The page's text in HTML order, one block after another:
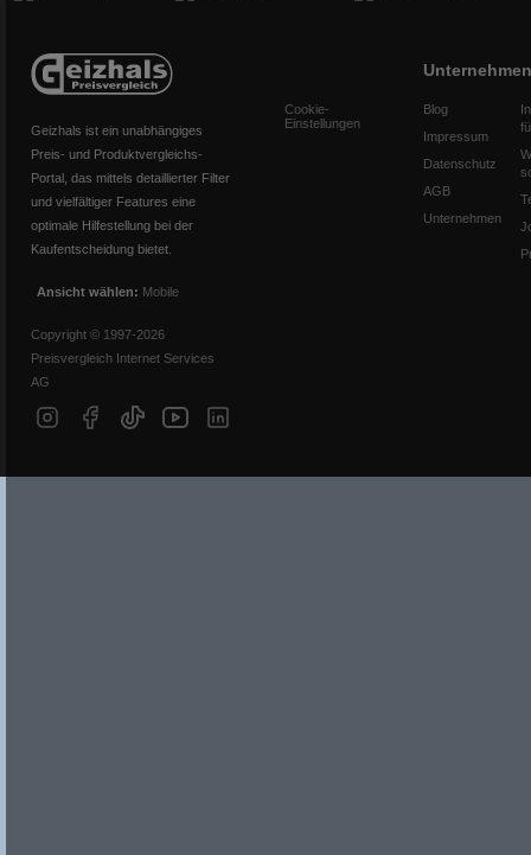
Geizhals ist ein unabhängiges
Preis- und Produktvergleichs-
Portal, das mittels detaillierter Filter
und vielfältiger Features eine
optimale Hilfestellung bei der
Kaufentscheidung bietet.
Ansicht wählen: Mobile
Copyright © 1997-2026
Preisvergleich Internet Services
AG
Cookie-
Einstellungen
Unternehmen
Blog
Impressum
Datenschutz
AGB
Unternehmen